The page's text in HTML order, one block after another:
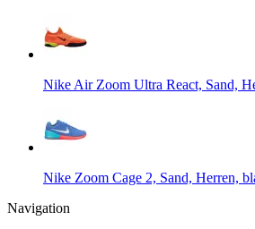
Nike Air Zoom Ultra React, Sand,
Nike Zoom Cage 2, Sand, Herren,
Navigation